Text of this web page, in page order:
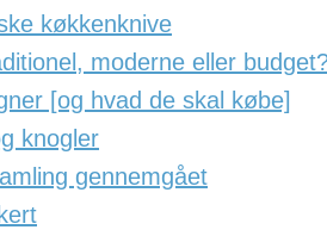
køkkenknive
moderne eller
[og hvad de skal købe]
knogler
gennemgået